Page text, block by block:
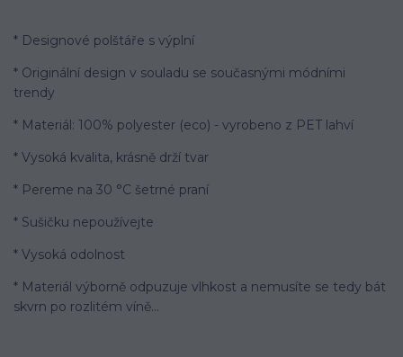
* Designové polštáře s výplní
* Originální design v souladu se současnými módními
trendy
* Materiál: 100% polyester (eco) - vyrobeno z PET lahví
* Vysoká kvalita, krásně drží tvar
* Pereme na 30 °C šetrné praní
* Sušičku nepoužívejte
* Vysoká odolnost
* Materiál výborně odpuzuje vlhkost a nemusíte se tedy bát
skvrn po rozlitém víně...